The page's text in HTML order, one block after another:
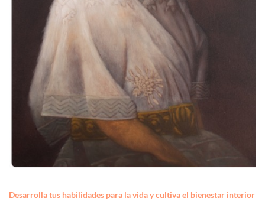
Desarrolla tus habilidades para la vida y cultiva el bienestar interior